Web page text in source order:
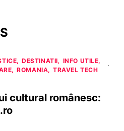
DESTINATII
INFO UTILE
ROMANIA
TRAVEL TECH
cultural românesc: